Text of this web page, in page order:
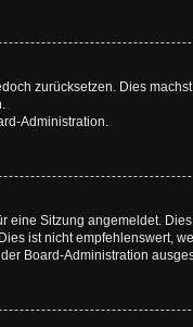
zurücksetzen. Dies
Administration.
Sitzung angemeldet.
ist nicht empfehlenswert,
Board-Administration